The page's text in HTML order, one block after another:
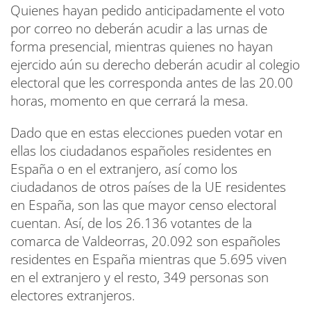
Quienes hayan pedido anticipadamente el voto
por correo no deberán acudir a las urnas de
forma presencial, mientras quienes no hayan
ejercido aún su derecho deberán acudir al colegio
electoral que les corresponda antes de las 20.00
horas, momento en que cerrará la mesa.
Dado que en estas elecciones pueden votar en
ellas los ciudadanos españoles residentes en
España o en el extranjero, así como los
ciudadanos de otros países de la UE residentes
en España, son las que mayor censo electoral
cuentan. Así, de los 26.136 votantes de la
comarca de Valdeorras, 20.092 son españoles
residentes en España mientras que 5.695 viven
en el extranjero y el resto, 349 personas son
electores extranjeros.